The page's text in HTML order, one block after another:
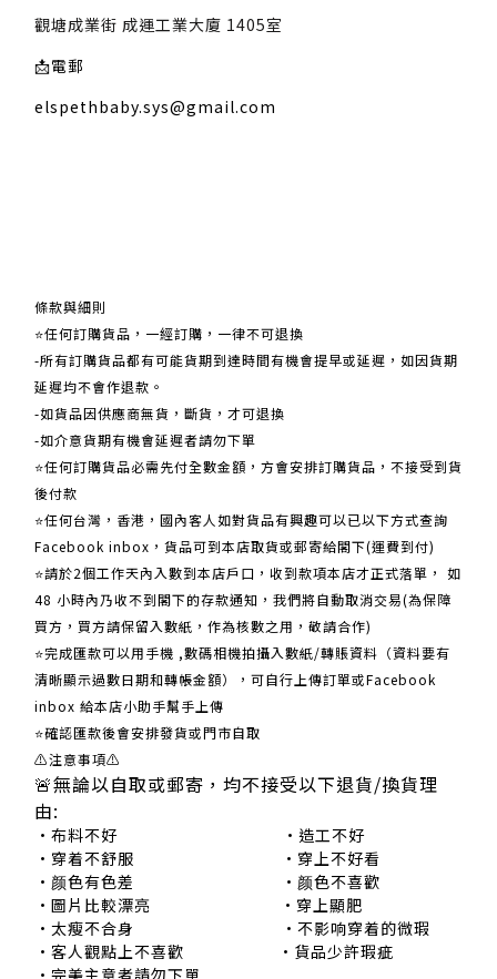
觀塘成業街 成運工業大廈 1405室
📩電郵
elspethbaby.sys@gmail.com
條款與細則
⭐任何訂購貨品，一經訂購，一律不可退換
-所有訂購貨品都有可能貨期到達時間有機會提早或延遲，如因貨期
延遲均不會作退款。
-如貨品因供應商無貨，斷貨，才可退換
-如介意貨期有機會延遲者請勿下單
⭐任何訂購貨品必需先付全數金額，方會安排訂購貨品，不接受到貨
後付款
⭐任何台灣，香港，國內客人如對貨品有興趣可以已以下方式查詢
Facebook inbox，貨品可到本店取貨或郵寄給閣下(運費到付)
​​⭐請於2個工作天內入數到本店戶口，收到款項本店才正式落單， 如
48 小時內乃收不到閣下的存款通知，我們將自動取消交易(為保障
買方，買方請保留入數紙，作為核數之用，敬請合作)
⭐完成匯款可以用手機 ,數碼相機拍攝入數紙/轉賬資料（資料要有
清晰顯示過數日期和轉帳金額），可自行上傳訂單或Facebook
inbox 給本店小助手幫手上傳
⭐確認匯款後會安排發貨或門市自取
⚠注意事項⚠
🚨無論以自取或郵寄，均不接受以下退貨/換貨理
由:
•布料不好 •造工不好
•穿着不舒服 •穿上不好看
•颜色有色差 •颜色不喜歡
•圖片比較漂亮 •穿上顯肥
•太瘦不合身 •不影响穿着的微瑕
•客人觀點上不喜歡 •貨品少許瑕疵
•完美主意者請勿下單